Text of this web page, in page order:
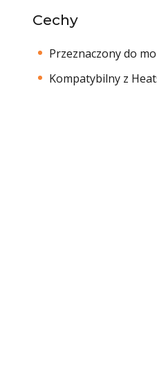
Cechy
Przeznaczony do
Kompatybilny z